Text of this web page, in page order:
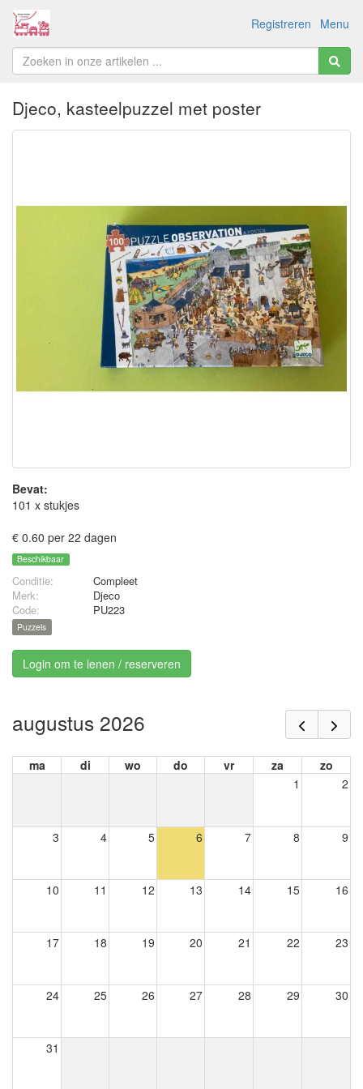
Menu
Registreren
Djeco, kasteelpuzzel met poster
Bevat:
101 x stukjes
€ 0.60 per 22 dagen
Beschikbaar
Conditie:
Compleet
Merk:
Djeco
Code:
PU223
Puzzels
Login om te lenen / reserveren
augustus 2026
ma di wo do vr za
zo
1
2
3 4 5 6 7 8 9
10 11 12 13 14 15 16
17 18 19 20 21 22 23
24 25 26 27 28 29 30
31